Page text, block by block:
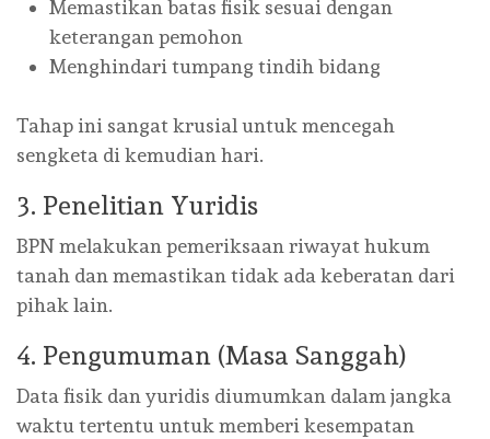
Memastikan batas fisik sesuai dengan
keterangan pemohon
Menghindari tumpang tindih bidang
Tahap ini sangat krusial untuk mencegah
sengketa di kemudian hari.
3. Penelitian Yuridis
BPN melakukan pemeriksaan riwayat hukum
tanah dan memastikan tidak ada keberatan dari
pihak lain.
4. Pengumuman (Masa Sanggah)
Data fisik dan yuridis diumumkan dalam jangka
waktu tertentu untuk memberi kesempatan